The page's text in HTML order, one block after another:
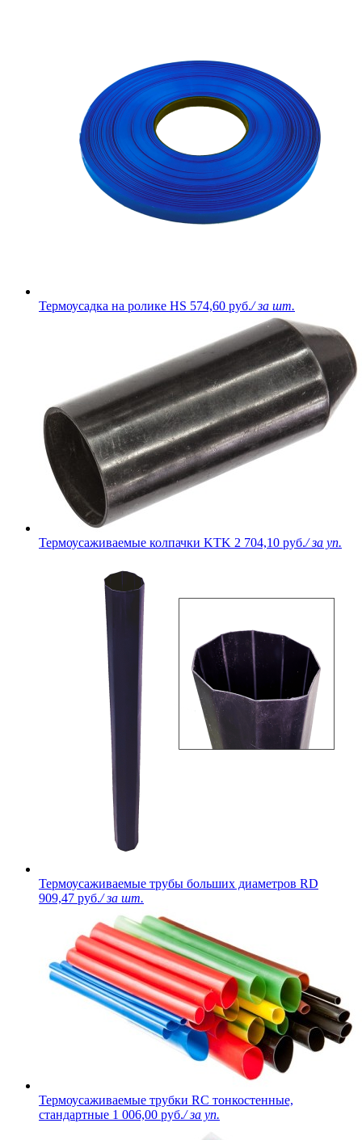
Термоусадка на ролике HS 574,60 руб./ за шт.
Термоусаживаемые колпачки KTK 2 704,10 руб./ за уп.
Термоусаживаемые трубы больших диаметров RD
909,47 руб./ за шт.
Термоусаживаемые трубки RC тонкостенные,
стандартные 1 006,00 руб./ за уп.